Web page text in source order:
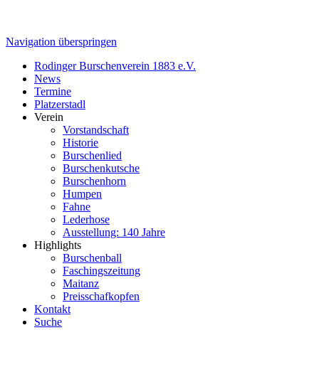
Navigation überspringen
Rodinger Burschenverein 1883 e.V.
News
Termine
Platzerstadl
Verein
Vorstandschaft
Historie
Burschenlied
Burschenkutsche
Burschenhorn
Humpen
Fahne
Lederhose
Ausstellung: 140 Jahre
Highlights
Burschenball
Faschingszeitung
Maitanz
Preisschafkopfen
Kontakt
Suche